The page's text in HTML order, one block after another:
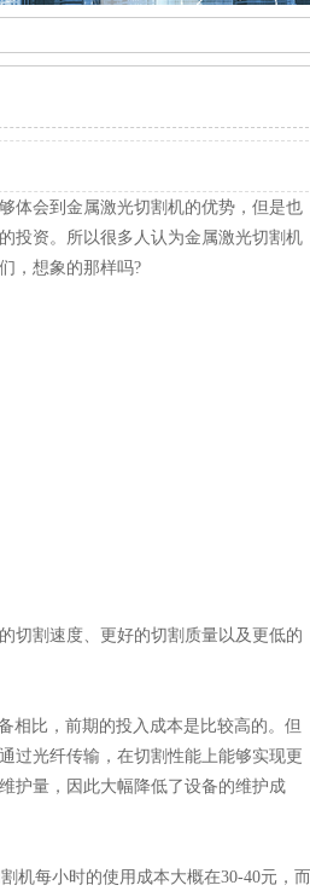
体会到金属激光切割机的优势，但是也
投资。所以很多人认为金属激光切割机
，想象的那样吗?
切割速度、更好的切割质量以及更低的
相比，前期的投入成本是比较高的。但
过光纤传输，在切割性能上能够实现更
护量，因此大幅降低了设备的维护成
机每小时的使用成本大概在30-40元，而